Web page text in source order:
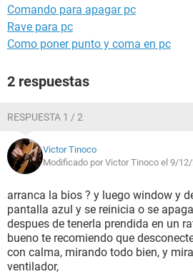
Comando para apagar pc
Rave para pc
Como poner punto y coma en pc
2 respuestas
RESPUESTA 1 / 2
Victor Tinoco
Modificado por Victor Tinoco el 9/
arranca la bios ? y luego window y
pantalla azul y se reinicia o se
despues de tenerla prendida en un
bueno te recomiendo que
con calma, mirando todo bien, y
ventilador,